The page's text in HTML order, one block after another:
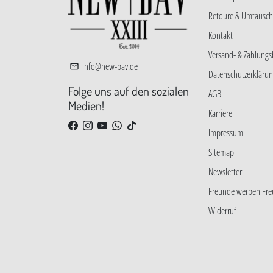
email info@new-bav.de
Folge uns auf den sozialen
Medien!
Retoure & Umtausch
Kontakt
Versand- &
AGB
Karriere
Impressum
Sitemap
Newsletter
Freunde werben
Widerruf